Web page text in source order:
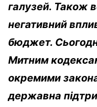
галузей. Також
негативний
бюджет.
Митним
окремими
державна